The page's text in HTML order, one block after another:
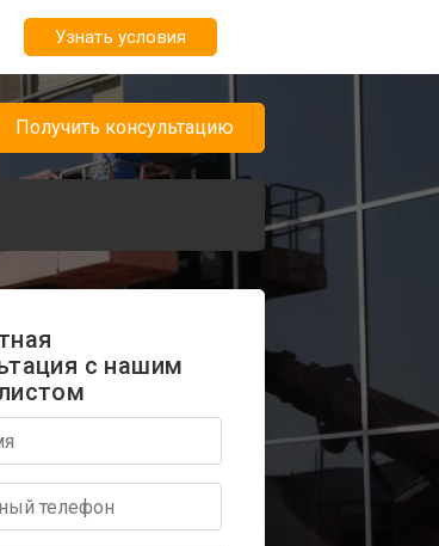
Узнать условия
Получить консультацию
с нашим